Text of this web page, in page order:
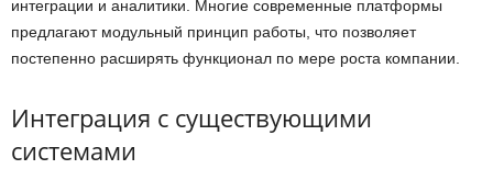
интеграции и аналитики. Многие современные платформы
предлагают модульный принцип работы, что позволяет
постепенно расширять функционал по мере роста компании.
Интеграция с существующими
системами